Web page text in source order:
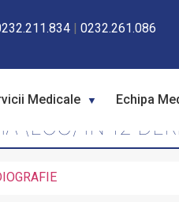
| 0232.261.086
Medicale Echipa
(ECG) ÎN 12